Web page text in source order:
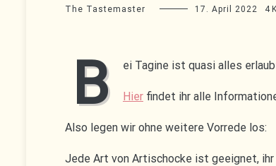
The Tastemaster 17. April 2022 4
B ei Tagine ist quasi alles
Hier findet ihr alle
Also legen wir ohne weitere Vorrede los:
Jede Art von Artischocke ist geeignet,